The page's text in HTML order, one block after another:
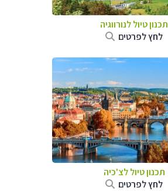
תכנון טיול לנורווגיה
לחץ לפרטים
תכנון טיול לצ'כיה
לחץ לפרטים